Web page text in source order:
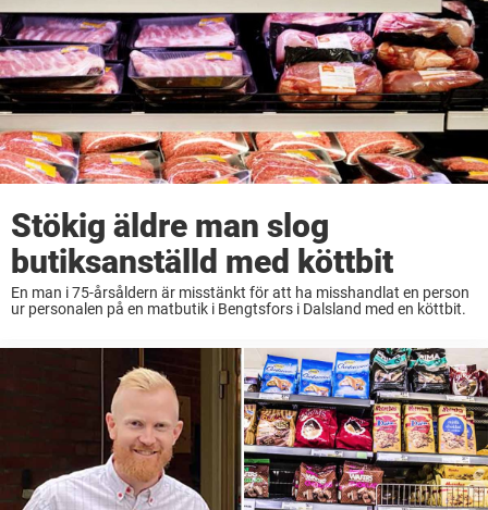
Stökig äldre man slog
butiksanställd med köttbit
En man i 75-årsåldern är misstänkt för att ha misshandlat en person
ur personalen på en matbutik i Bengtsfors i Dalsland med en köttbit.